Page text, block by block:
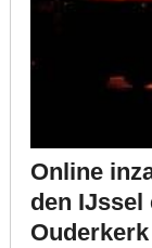
Online
den IJssel